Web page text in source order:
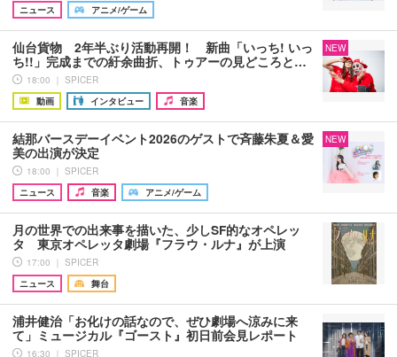
ニュース
アニメ/ゲーム
仙台貨物 2年半ぶり活動再開！ 新曲「いっち! いっ
ち!!」完成までの紆余曲折、トゥアーの見どころと…
18:00 ｜ SPICER
動画
インタビュー 音楽
NEW
結那バースデーイベント2026のゲストで斉藤朱夏＆愛
美の出演が決定
18:00 ｜ SPICER
ニュース
音楽 アニメ/ゲーム
NEW
月の世界での出来事を描いた、少しSF的なオペレッ
タ 東京オペレッタ劇場『フラウ・ルナ』が上演
17:00 ｜ SPICER
ニュース
舞台
浦井健治「お化けの話なので、ぜひ劇場へ涼みに来
て」ミュージカル『ゴースト』初日前会見レポート
16:30 ｜ SPICER